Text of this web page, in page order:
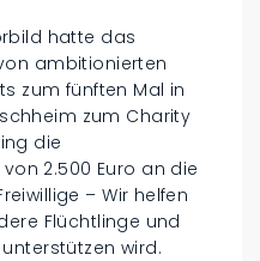
hatte das
ambitionierten
zum fünften Mal in
zum Charity
die
2.500 Euro an die
– Wir helfen
Flüchtlinge und
wird.